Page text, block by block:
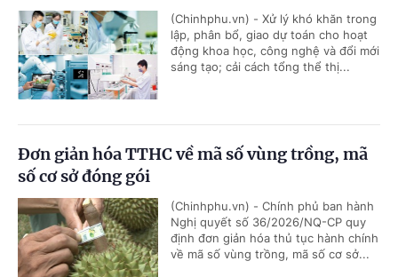
(Chinhphu.vn) - Xử lý khó khăn trong
lập, phân bổ, giao dự toán cho hoạt
động khoa học, công nghệ và đổi mới
sáng tạo; cải cách tổng thể thị...
Đơn giản hóa TTHC về mã số vùng trồng, mã
số cơ sở đóng gói
(Chinhphu.vn) - Chính phủ ban hành
Nghị quyết số 36/2026/NQ-CP quy
định đơn giản hóa thủ tục hành chính
về mã số vùng trồng, mã số cơ sở...